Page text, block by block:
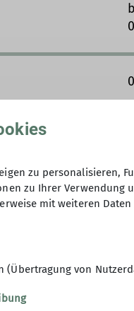
zu personalisieren,
zu Ihrer Verwendung
mit weiteren
(Übertragung von